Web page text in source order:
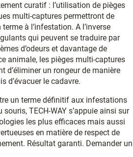
curatif : l’utilisation de pièges
multi-captures permettront de
à l’infestation. A l’inverse
qui peuvent se traduire par
d’odeurs et davantage de
animale, les pièges multi-captures
d’éliminer un rongeur de manière
d’évacuer le cadavre.
un terme définitif aux infestations
souris, TECH-WAY s’appuie ainsi sur
les plus efficaces mais aussi
en matière de respect de
Résultat garanti. Demander un